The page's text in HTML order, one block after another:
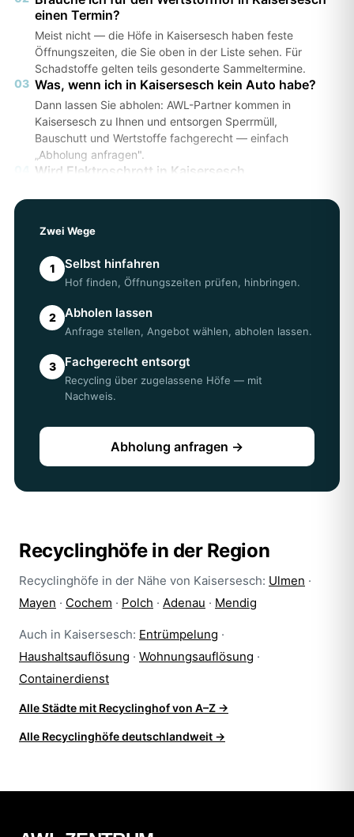
einen Termin?
Meist nicht — die Höfe in Kaisersesch haben feste
Öffnungszeiten, die Sie oben in der Liste sehen. Für
Schadstoffe gelten teils gesonderte Sammeltermine.
03 Was, wenn ich in Kaisersesch kein Auto habe?
Dann lassen Sie abholen: AWL-Partner kommen in
Kaisersesch zu Ihnen und entsorgen Sperrmüll,
Bauschutt und Wertstoffe fachgerecht — einfach
„Abholung anfragen".
Wird Elektroschrott in Kaisersesch
direkt beim Hof.
Erhalte ich einen Entsorgungsnachweis?
Bei einer Abholung über AWL erhalten Sie einen
Entsorgungsnachweis — wichtig z. B. für Vermieter oder
Ämter in Kaisersesch.
Zwei Wege
1 Selbst hinfahren
Hof finden, Öffnungszeiten prüfen, hinbringen.
2 Abholen lassen
Anfrage stellen, Angebot wählen, abholen lassen.
3 Fachgerecht entsorgt
Recycling über zugelassene Höfe — mit
Nachweis.
Abholung anfragen →
Recyclinghöfe in der Region
Recyclinghöfe in der Nähe von Kaisersesch: Ulmen ·
Mayen · Cochem · Polch · Adenau · Mendig
Auch in Kaisersesch: Entrümpelung ·
Haushaltsauflösung · Wohnungsauflösung ·
Containerdienst
Alle Städte mit Recyclinghof von A–Z →
Alle Recyclinghöfe deutschlandweit →